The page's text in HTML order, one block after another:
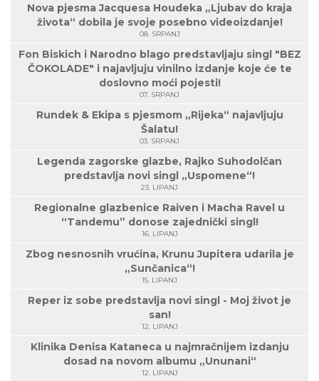
Nova pjesma Jacquesa Houdeka „Ljubav do kraja
života“ dobila je svoje posebno videoizdanje!
08. SRPANJ
Fon Biskich i Narodno blago predstavljaju singl "BEZ
ČOKOLADE" i najavljuju vinilno izdanje koje će te
doslovno moći pojesti!
07. SRPANJ
Rundek & Ekipa s pjesmom „Rijeka“ najavljuju
Šalatu!
03. SRPANJ
Legenda zagorske glazbe, Rajko Suhodolčan
predstavlja novi singl „Uspomene“!
23. LIPANJ
Regionalne glazbenice Raiven i Macha Ravel u
“Tandemu” donose zajednički singl!
16. LIPANJ
Zbog nesnosnih vrućina, Krunu Jupitera udarila je
„Sunčanica“!
15. LIPANJ
Reper iz sobe predstavlja novi singl - Moj život je
san!
12. LIPANJ
Klinika Denisa Kataneca u najmračnijem izdanju
dosad na novom albumu „Ununani“
12. LIPANJ